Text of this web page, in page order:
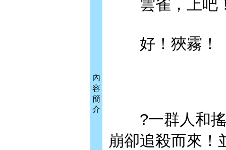
內
容
簡
介
雲雀，上吧
好！狹霧！
?一群人和搖
崩卻追殺而來！